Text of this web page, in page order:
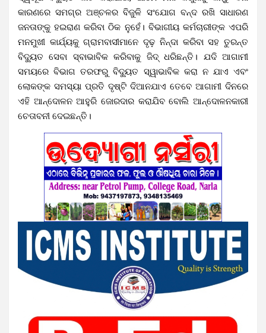
କାରଣରେ ସମଗ୍ର ଅଞ୍ଚଳର ବିଜୁଳି ସଂଯୋଗ ବନ୍ଦ ରଖି ସାଧାରଣ
ଜନତାଙ୍କୁ ହଇରାଣ କରିବା ଠିକ ନୁହେଁ। ବିଭାଗୀୟ କର୍ମଚାରୀଙ୍କ ଏପରି
ମନମୁଖୀ କାର୍ଯ୍ୟକୁ ଗ୍ରାମବାସୀମାନେ ଦୃଢ଼ ନିନ୍ଦା କରିବା ସହ ତୁରନ୍ତ
ବିଦ୍ୟୁତ ସେବା ସ୍ବାଭାବିକ କରିବାକୁ ଜିଦ୍ ଧରିଛନ୍ତି। ଯଦି ଆଗାମୀ
ସମୟରେ ବିଭାଗ ତରଫରୁ ବିଦ୍ୟୁତ ସ୍ୱାଭାବିକ କରା ନ ଯାଏ ଏବଂ
ଲୋକଙ୍କ ସମସ୍ୟା ପ୍ରତି ଦୃଷ୍ଟି ଦିଆନଯାଏ ତେବେ ଆଗାମୀ ଦିନରେ
ଏହି ଆନ୍ଦୋଳନ ଆହୁରି ଜୋରଦାର କରାଯିବ ବୋଲି ଆନ୍ଦୋଳନକାରୀ
ଚେତାବନୀ ଦେଇଛନ୍ତି।